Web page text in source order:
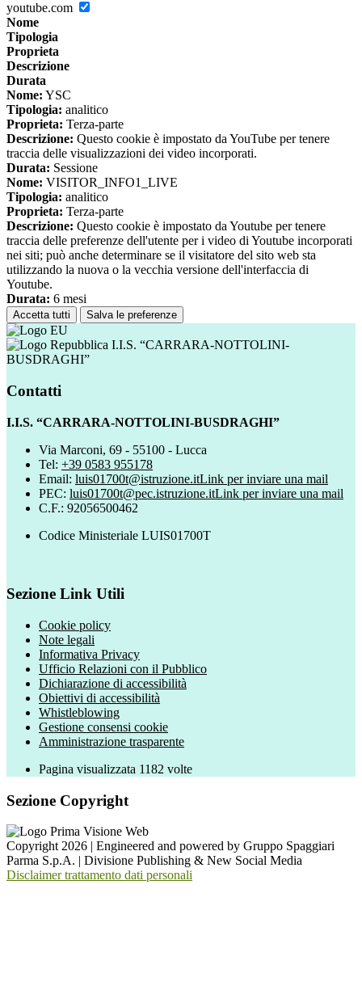
youtube.com
Nome
Tipologia
Proprieta
Descrizione
Durata
Nome: YSC
Tipologia: analitico
Proprieta: Terza-parte
Descrizione: Questo cookie è impostato da YouTube per tenere
traccia delle visualizzazioni dei video incorporati.
Durata: Sessione
Nome: VISITOR_INFO1_LIVE
Tipologia: analitico
Proprieta: Terza-parte
Descrizione: Questo cookie è impostato da Youtube per tenere
traccia delle preferenze dell'utente per i video di Youtube incorporati
nei siti; può anche determinare se il visitatore del sito web sta
utilizzando la nuova o la vecchia versione dell'interfaccia di
Youtube.
Durata: 6 mesi
Accetta tutti Salva le preferenze
I.I.S. “CARRARA-NOTTOLINI-
BUSDRAGHI”
Contatti
I.I.S. “CARRARA-NOTTOLINI-BUSDRAGHI”
Via Marconi, 69 - 55100 - Lucca
Tel: +39 0583 955178
Email: luis01700t@istruzione.itLink per inviare una mail
PEC: luis01700t@pec.istruzione.itLink per inviare una mail
C.F.: 92056500462
Codice Ministeriale LUIS01700T
Sezione Link Utili
Cookie policy
Note legali
Informativa Privacy
Ufficio Relazioni con il Pubblico
Dichiarazione di accessibilità
Obiettivi di accessibilità
Whistleblowing
Gestione consensi cookie
Amministrazione trasparente
Pagina visualizzata 1182 volte
Sezione Copyright
Copyright 2026 | Engineered and powered by Gruppo Spaggiari
Parma S.p.A. | Divisione Publishing & New Social Media
Disclaimer trattamento dati personali